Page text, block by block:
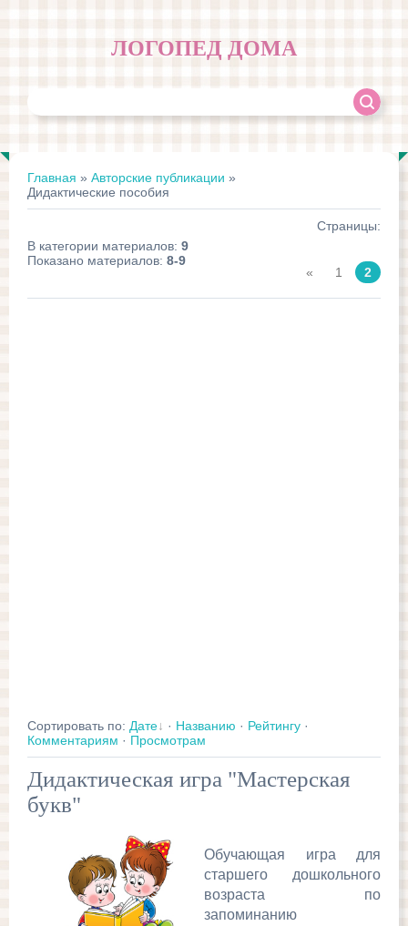
ЛОГОПЕД ДОМА
Главная » Авторские публикации »
Дидактические пособия
В категории материалов: 9
Показано материалов: 8-9
Страницы:
« 1 2
Сортировать по: Дате · Названию · Рейтингу ·
Комментариям · Просмотрам
Дидактическая игра "Мастерская
букв"
Обучающая игра для
старшего дошкольного
возраста по
запоминанию